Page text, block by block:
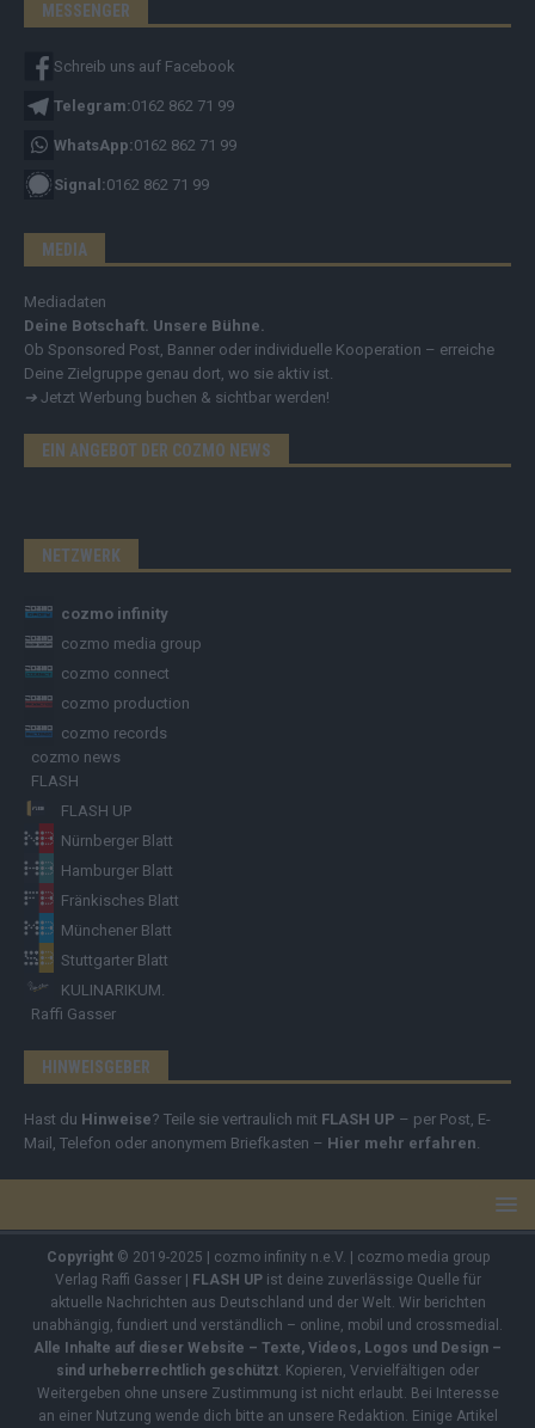
MESSENGER
Schreib uns auf Facebook
Telegram:0162 862 71 99
WhatsApp:0162 862 71 99
Signal:0162 862 71 99
MEDIA
Mediadaten
Deine Botschaft. Unsere Bühne.
Ob Sponsored Post, Banner oder individuelle Kooperation – erreiche
Deine Zielgruppe genau dort, wo sie aktiv ist.
➔ Jetzt Werbung buchen & sichtbar werden!
EIN ANGEBOT DER COZMO NEWS
NETZWERK
cozmo infinity
cozmo media group
cozmo connect
cozmo production
cozmo records
cozmo news
FLASH
FLASH UP
Nürnberger Blatt
Hamburger Blatt
Fränkisches Blatt
Münchener Blatt
Stuttgarter Blatt
KULINARIKUM.
Raffi Gasser
HINWEISGEBER
Hast du Hinweise? Teile sie vertraulich mit FLASH UP – per Post, E-
Mail, Telefon oder anonymem Briefkasten – Hier mehr erfahren.
Copyright© 2019-2025 | cozmo infinity n.e.V. | cozmo media group
Verlag Raffi Gasser |
FLASH UPist deine zuverlässige Quelle für
aktuelle Nachrichten aus Deutschland und der Welt. Wir berichten
unabhängig, fundiert und verständlich – online, mobil und crossmedial.
Alle Inhalte auf dieser Website – Texte, Videos, Logos und Design –
sind urheberrechtlich geschützt. Kopieren, Vervielfältigen oder
Weitergeben ohne unsere Zustimmung ist nicht erlaubt. Bei Interesse
an einer Nutzung wende dich bitte an unsere Redaktion. Einige Artikel